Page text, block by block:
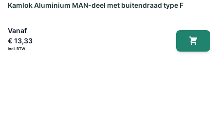
Kamlok Aluminium MAN-deel met buitendraad type F
Vanaf
€ 13,33